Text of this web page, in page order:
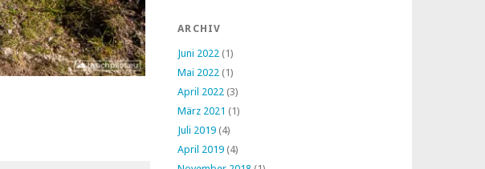
ARCHIV
Juni 2022 (1)
Mai 2022 (1)
April 2022 (3)
März 2021 (1)
Juli 2019 (4)
April 2019 (4)